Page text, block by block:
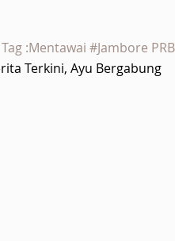
Tag :Mentawai #Jambore PRB
Terkini, Ayu Bergabung